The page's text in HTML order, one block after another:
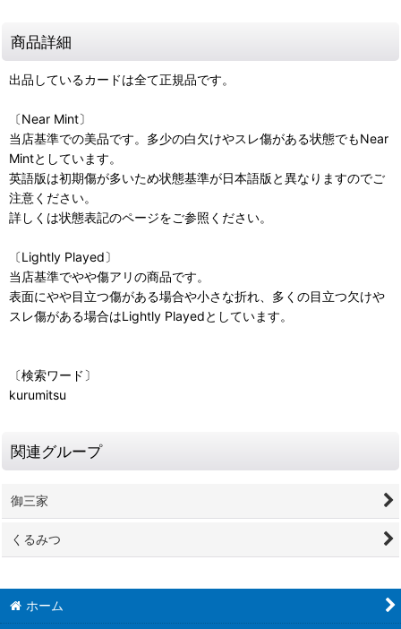
商品詳細
出品しているカードは全て正規品です。
〔Near Mint〕
当店基準での美品です。多少の白欠けやスレ傷がある状態でもNear
Mintとしています。
英語版は初期傷が多いため状態基準が日本語版と異なりますのでご
注意ください。
詳しくは状態表記のページをご参照ください。
〔Lightly Played〕
当店基準でやや傷アリの商品です。
表面にやや目立つ傷がある場合や小さな折れ、多くの目立つ欠けや
スレ傷がある場合はLightly Playedとしています。
〔検索ワード〕
kurumitsu
関連グループ
御三家
くるみつ
ホーム